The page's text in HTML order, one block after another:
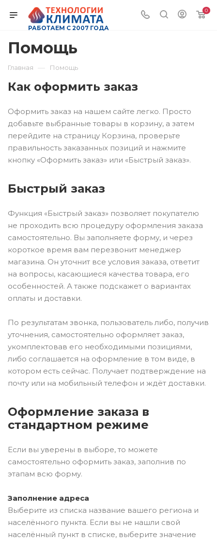
РАБОТАЕМ С 2007 ГОДА
0
Помощь
Главная — Помощь
Как оформить заказ
Оформить заказ на нашем сайте легко. Просто
добавьте выбранные товары в корзину, а затем
перейдите на страницу Корзина, проверьте
правильность заказанных позиций и нажмите
кнопку «Оформить заказ» или «Быстрый заказ».
Быстрый заказ
Функция «Быстрый заказ» позволяет покупателю
не проходить всю процедуру оформления заказа
самостоятельно. Вы заполняете форму, и через
короткое время вам перезвонит менеджер
магазина. Он уточнит все условия заказа, ответит
на вопросы, касающиеся качества товара, его
особенностей. А также подскажет о вариантах
оплаты и доставки.
По результатам звонка, пользователь либо, получив
уточнения, самостоятельно оформляет заказ,
укомплектовав его необходимыми позициями,
либо соглашается на оформление в том виде, в
котором есть сейчас. Получает подтверждение на
почту или на мобильный телефон и ждёт доставки.
Оформление заказа в
стандартном режиме
Если вы уверены в выборе, то можете
самостоятельно оформить заказ, заполнив по
этапам всю форму.
Заполнение адреса
Выберите из списка название вашего региона и
населённого пункта. Если вы не нашли свой
населённый пункт в списке, выберите значение